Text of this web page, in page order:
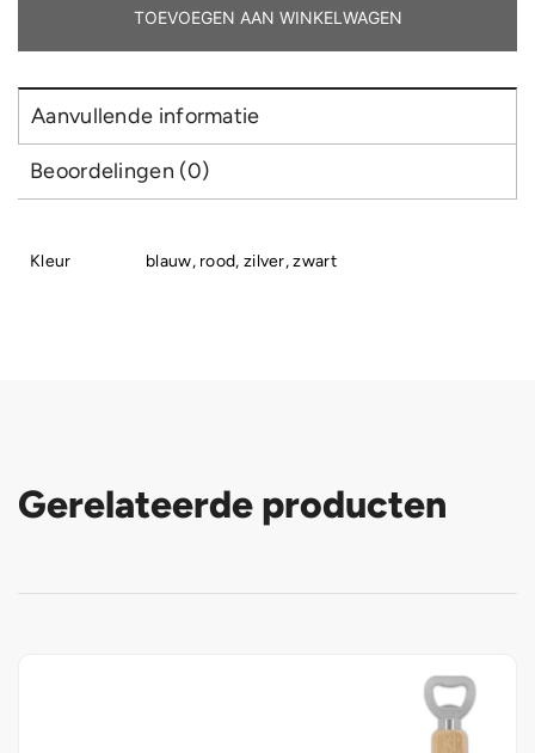
aantal
TOEVOEGEN AAN WINKELWAGEN
Aanvullende informatie
Beoordelingen (0)
Kleur blauw, rood, zilver, zwart
Gerelateerde producten